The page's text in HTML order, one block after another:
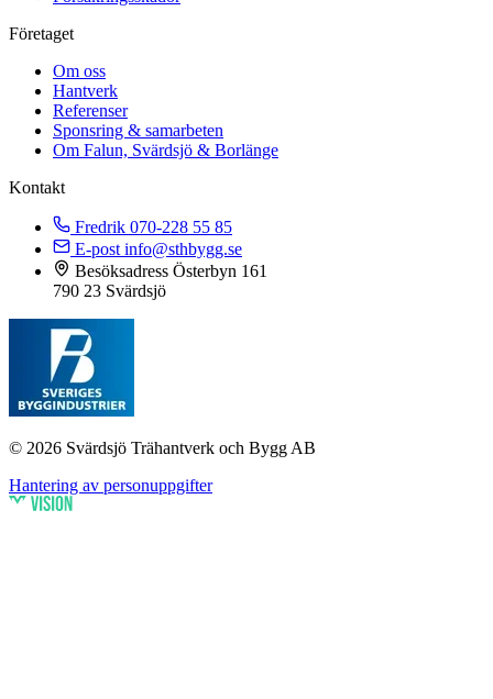
Företaget
Om oss
Hantverk
Referenser
Sponsring & samarbeten
Om Falun, Svärdsjö & Borlänge
Kontakt
Fredrik 070-228 55 85
E-post info@sthbygg.se
Besöksadress Österbyn 161
790 23 Svärdsjö
© 2026 Svärdsjö Trähantverk och Bygg AB
Hantering av personuppgifter